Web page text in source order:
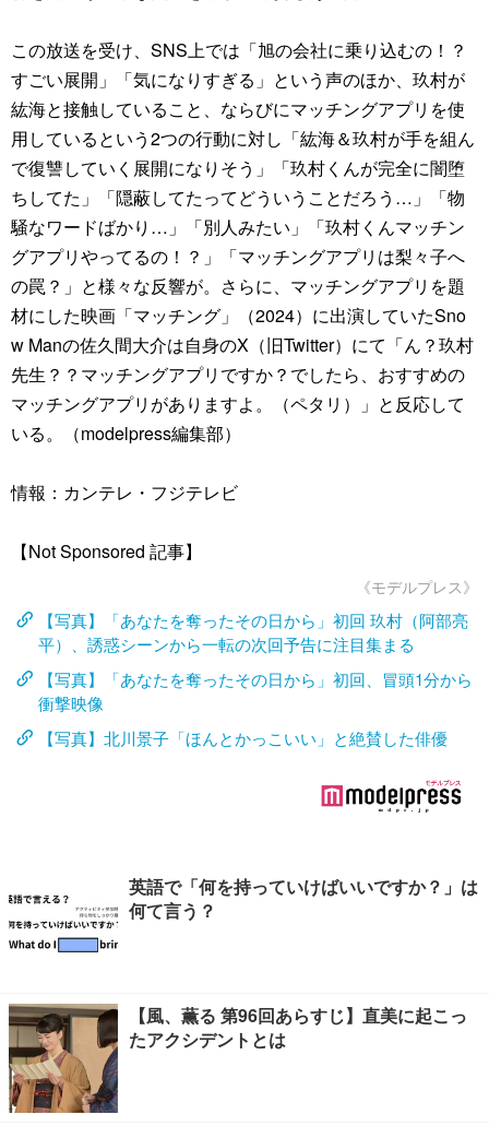
この放送を受け、SNS上では「旭の会社に乗り込むの！？
すごい展開」「気になりすぎる」という声のほか、玖村が
紘海と接触していること、ならびにマッチングアプリを使
用しているという2つの行動に対し「紘海＆玖村が手を組ん
で復讐していく展開になりそう」「玖村くんが完全に闇堕
ちしてた」「隠蔽してたってどういうことだろう…」「物
騒なワードばかり…」「別人みたい」「玖村くんマッチン
グアプリやってるの！？」「マッチングアプリは梨々子へ
の罠？」と様々な反響が。さらに、マッチングアプリを題
材にした映画「マッチング」（2024）に出演していたSno
w Manの佐久間大介は自身のX（旧Twitter）にて「ん？玖村
先生？？マッチングアプリですか？でしたら、おすすめの
マッチングアプリがありますよ。（ペタリ）」と反応して
いる。（modelpress編集部）
情報：カンテレ・フジテレビ
【Not Sponsored 記事】
《モデルプレス》
【写真】「あなたを奪ったその日から」初回 玖村（阿部亮
平）、誘惑シーンから一転の次回予告に注目集まる
【写真】「あなたを奪ったその日から」初回、冒頭1分から
衝撃映像
【写真】北川景子「ほんとかっこいい」と絶賛した俳優
英語で「何を持っていけばいいですか？」は
何て言う？
【風、薫る 第96回あらすじ】直美に起こっ
たアクシデントとは